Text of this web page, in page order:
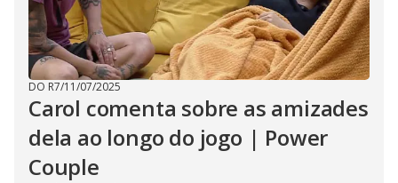
DO R7/11/07/2025
Carol comenta sobre as amizades
dela ao longo do jogo | Power
Couple